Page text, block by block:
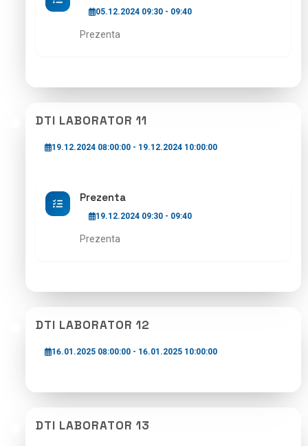
05.12.2024 09:30 - 09:40
Prezenta
DTI LABORATOR 11
19.12.2024 08:00:00 - 19.12.2024 10:00:00
Prezenta
19.12.2024 09:30 - 09:40
Prezenta
DTI LABORATOR 12
16.01.2025 08:00:00 - 16.01.2025 10:00:00
DTI LABORATOR 13